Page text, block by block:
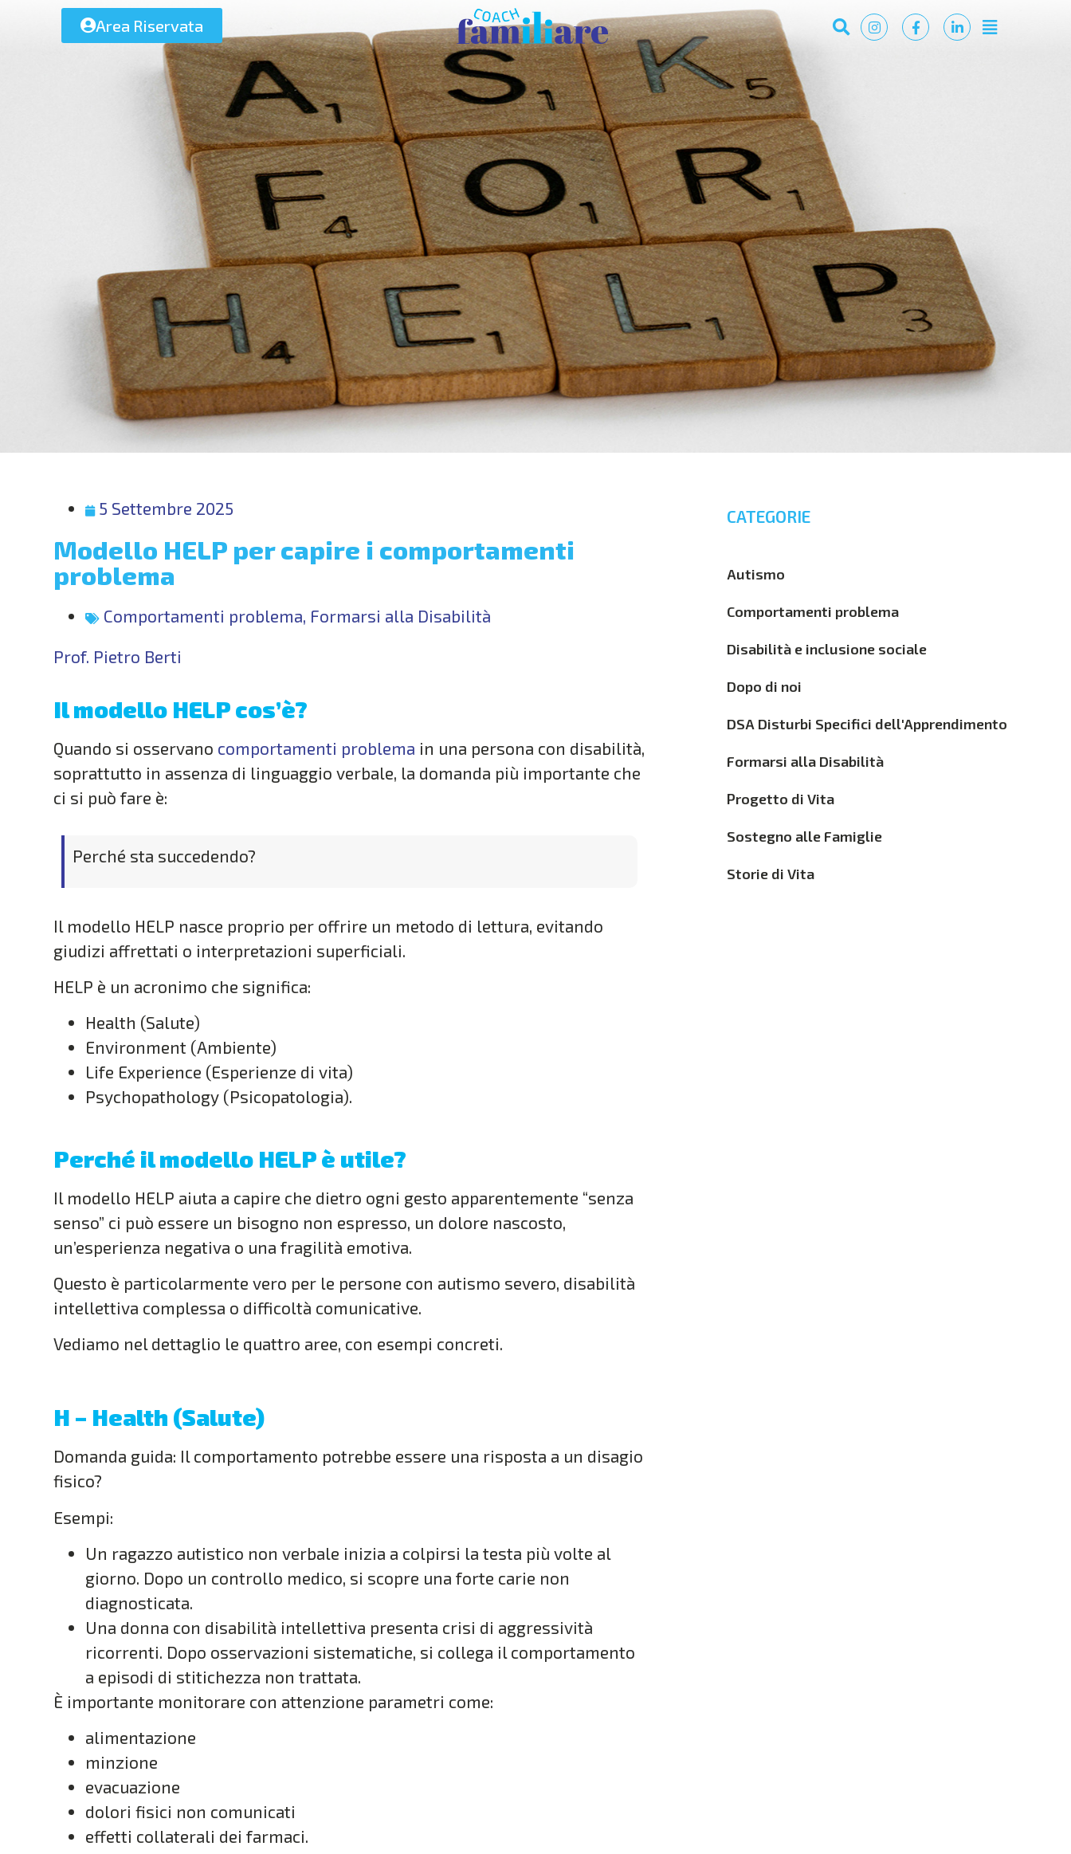
Area Riservata
5 Settembre 2025
Modello HELP per capire i comportamenti
problema
Comportamenti problema, Formarsi alla Disabilità
Prof. Pietro Berti
Il modello HELP cos’è?
Quando si osservano comportamenti problema in una persona con disabilità,
soprattutto in assenza di linguaggio verbale, la domanda più importante che
ci si può fare è:
Perché sta succedendo?
Il modello HELP nasce proprio per offrire un metodo di lettura, evitando
giudizi affrettati o interpretazioni superficiali.
HELP è un acronimo che significa:
Health (Salute)
Environment (Ambiente)
Life Experience (Esperienze di vita)
Psychopathology (Psicopatologia).
Perché il modello HELP è utile?
Il modello HELP aiuta a capire che dietro ogni gesto apparentemente “senza
senso” ci può essere un bisogno non espresso, un dolore nascosto,
un’esperienza negativa o una fragilità emotiva.
Questo è particolarmente vero per le persone con autismo severo, disabilità
intellettiva complessa o difficoltà comunicative.
Vediamo nel dettaglio le quattro aree, con esempi concreti.
H – Health (Salute)
Domanda guida: Il comportamento potrebbe essere una risposta a un disagio
fisico?
Esempi:
Un ragazzo autistico non verbale inizia a colpirsi la testa più volte al
giorno. Dopo un controllo medico, si scopre una forte carie non
diagnosticata.
Una donna con disabilità intellettiva presenta crisi di aggressività
ricorrenti. Dopo osservazioni sistematiche, si collega il comportamento
a episodi di stitichezza non trattata.
È importante monitorare con attenzione parametri come:
alimentazione
minzione
evacuazione
dolori fisici non comunicati
effetti collaterali dei farmaci.
CATEGORIE
Autismo
Comportamenti problema
Disabilità e inclusione sociale
Dopo di noi
DSA Disturbi Specifici dell'Apprendimento
Formarsi alla Disabilità
Progetto di Vita
Sostegno alle Famiglie
Storie di Vita